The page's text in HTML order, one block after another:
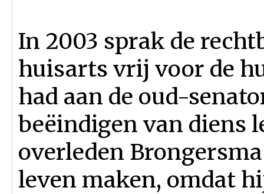
In 2003 sprak de
huisarts vrij voor de
had aan de oud-
beëindigen van diens
overleden
leven maken, omdat